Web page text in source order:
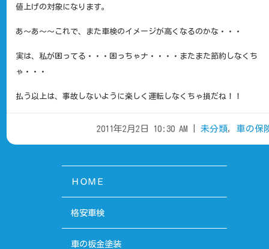
値上げの対象になります。
あ～あ～～これで、また車検のイメージが高くなるのかな・・・
実は、私が困ってる・・・困っちゃナ・・・・またまた節約しなくち
ゃ・・・
払う以上は、事故しないように楽しく運転しなくちゃ損だね！！
2011年2月2日 10:30 AM | 未分類, 車の保
ＨＯＭＥ
格安車検
車の板金塗装